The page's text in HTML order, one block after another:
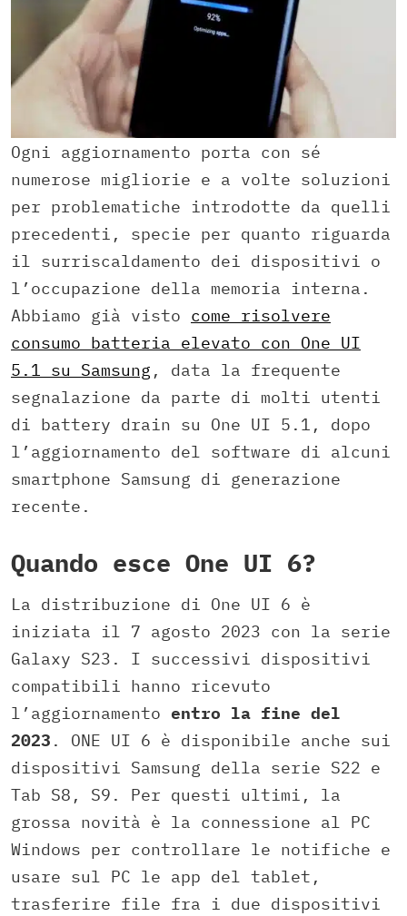
Ogni aggiornamento porta con sé
numerose migliorie e a volte soluzioni
per problematiche introdotte da quelli
precedenti, specie per quanto riguarda
il surriscaldamento dei dispositivi o
l’occupazione della memoria interna.
Abbiamo già visto come risolvere
consumo batteria elevato con One UI
5.1 su Samsung , data la frequente
segnalazione da parte di molti utenti
di battery drain su One UI 5.1, dopo
l’aggiornamento del software di alcuni
smartphone Samsung di generazione
recente.
Quando esce One UI 6?
La distribuzione di One UI 6 è
iniziata il 7 agosto 2023 con la serie
Galaxy S23. I successivi dispositivi
compatibili hanno ricevuto
l’aggiornamento entro la fine del
2023 . ONE UI 6 è disponibile anche sui
dispositivi Samsung della serie S22 e
Tab S8, S9. Per questi ultimi, la
grossa novità è la connessione al PC
Windows per controllare le notifiche e
usare sul PC le app del tablet,
trasferire file fra i due dispositivi